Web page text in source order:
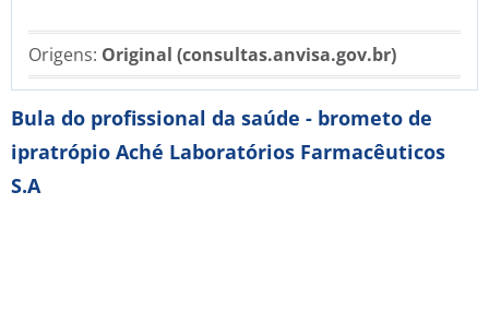
Origens: Original (consultas.anvisa.gov.br)
Bula do profissional da saúde - brometo de
ipratrópio Aché Laboratórios Farmacêuticos
S.A